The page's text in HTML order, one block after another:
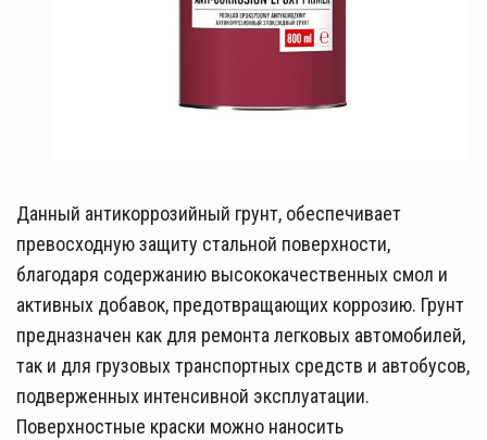
Данный антикоррозийный грунт, обеспечивает
превосходную защиту стальной поверхности,
благодаря содержанию высококачественных смол и
активных добавок, предотвращающих коррозию. Грунт
предназначен как для ремонта легковых автомобилей,
так и для грузовых транспортных средств и автобусов,
подверженных интенсивной эксплуатации.
Поверхностные краски можно наносить